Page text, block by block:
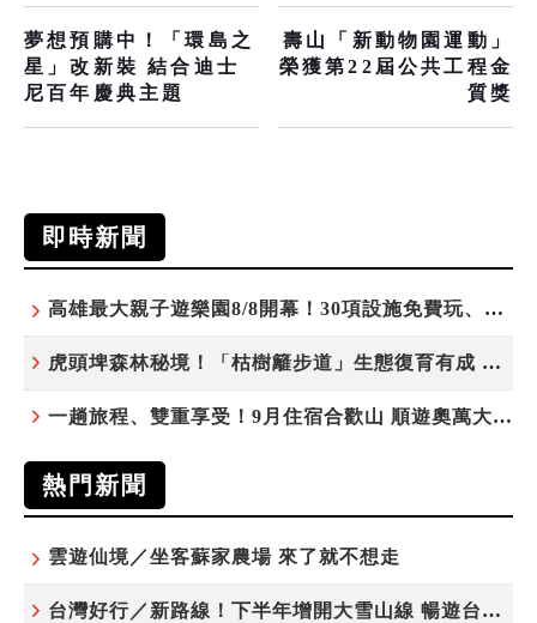
夢想預購中！「環島之
星」改新裝 結合迪士
尼百年慶典主題
壽山「新動物園運動」
榮獲第22屆公共工程金
質獎
即時新聞
高雄最大親子遊樂園8/8開幕！30項設施免費玩、YOYO家族嗨翻暑假
虎頭埤森林秘境！「枯樹籬步道」生態復育有成 走進大自然生命教室
一趟旅程、雙重享受！9月住宿合歡山 順遊奧萬大10元優惠入園
熱門新聞
雲遊仙境／坐客蘇家農場 來了就不想走
台灣好行／新路線！下半年增開大雪山線 暢遊台中更便利